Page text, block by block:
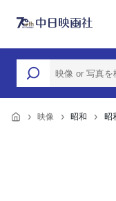
映像 昭和 昭